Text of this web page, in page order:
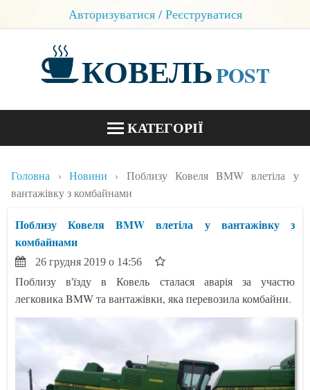
Авторизуватися / Реєструватися
КОВЕЛЬPOST
КАТЕГОРІЇ
КОНТАКТИ
Головна Новини
Поблизу Ковеля BMW влетіла у
вантажівку з комбайнами
Поблизу Ковеля BMW влетіла у вантажівку з
комбайнами
26 грудня 2019 о 14:56
Поблизу в'їзду в Ковель сталася аварія за участю
легковика BMW та вантажівки, яка перевозила комбайни.